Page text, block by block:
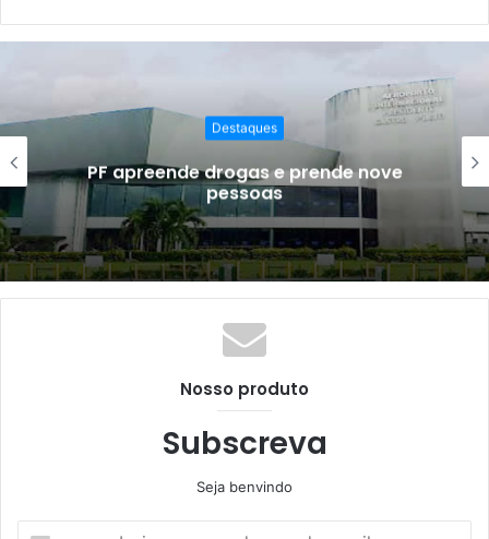
Desenvolvimento Social aprova
estratégia para reduzir desperdícios
alimentos
Nosso produto
Subscreva
Seja benvindo